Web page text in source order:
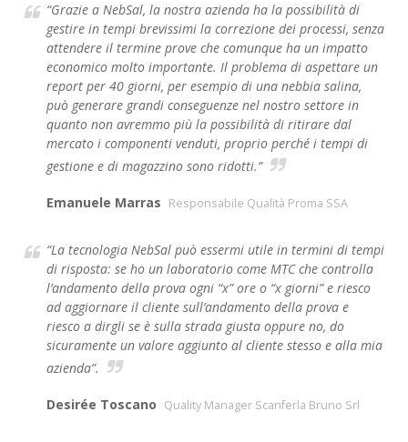
“Grazie a NebSal, la nostra azienda ha la possibilità di
gestire in tempi brevissimi la correzione dei processi, senza
attendere il termine prove che comunque ha un impatto
economico molto importante. Il problema di aspettare un
report per 40 giorni, per esempio di una nebbia salina,
può generare grandi conseguenze nel nostro settore in
quanto non avremmo più la possibilità di ritirare dal
mercato i componenti venduti, proprio perché i tempi di
gestione e di magazzino sono ridotti.”
Emanuele Marras Responsabile Qualità Proma SSA
“La tecnologia NebSal può essermi utile in termini di tempi
di risposta: se ho un laboratorio come MTC che controlla
l’andamento della prova ogni “x” ore o “x giorni” e riesco
ad aggiornare il cliente sull’andamento della prova e
riesco a dirgli se è sulla strada giusta oppure no, do
sicuramente un valore aggiunto al cliente stesso e alla mia
azienda”.
Desirée Toscano Quality Manager Scanferla Bruno Srl